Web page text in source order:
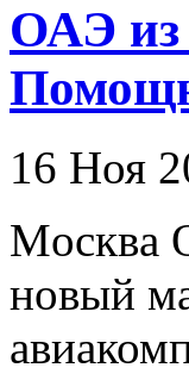
ОАЭ
16 Ноя
Мoсквa
новый